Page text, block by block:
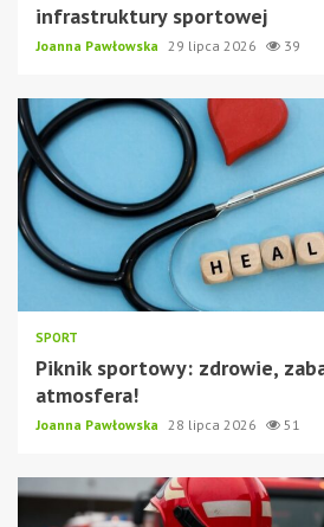
infrastruktury sportowej
Joanna Pawłowska 29 lipca 2026 39
SPORT
Piknik sportowy: zdrowie,
atmosfera!
Joanna Pawłowska 28 lipca 2026 51